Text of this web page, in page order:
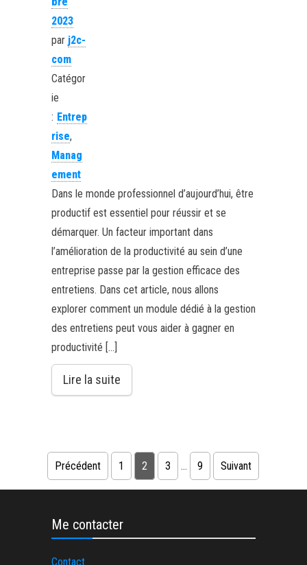
2023
par j2c-
com
Catégor
ie
: Entrep
rise,
Manag
ement
Dans le monde professionnel d’aujourd’hui, être
productif est essentiel pour réussir et se
démarquer. Un facteur important dans
l’amélioration de la productivité au sein d’une
entreprise passe par la gestion efficace des
entretiens. Dans cet article, nous allons
explorer comment un module dédié à la gestion
des entretiens peut vous aider à gagner en
productivité […]
Lire la suite
Pagination des publications
Précédent 1 2 3 … 9 Suivant
Me contacter
Contact